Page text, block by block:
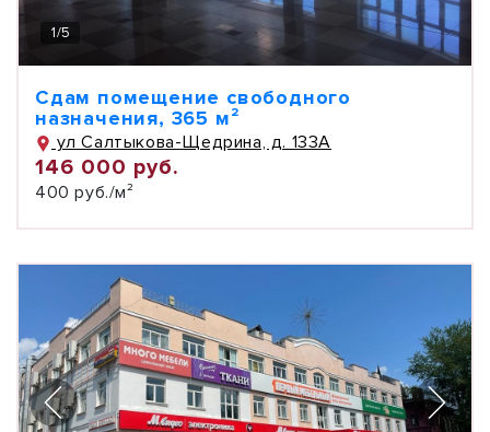
1/5
Сдам помещение свободного
назначения, 365 м²
ул Салтыкова-Щедрина, д. 133А
146 000 руб.
400 руб./м²